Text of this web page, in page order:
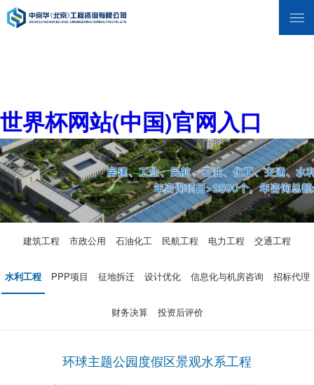
世界杯网站(中国)官网入口
建筑工程 市政公用 石油化工 民航工程 电力工程 交通工程
水利工程 PPP项目 征地拆迁 设计优化 信息化与机房咨询 招标代理
财务决算 投资后评价
环球主题公园度假区景观水系工程